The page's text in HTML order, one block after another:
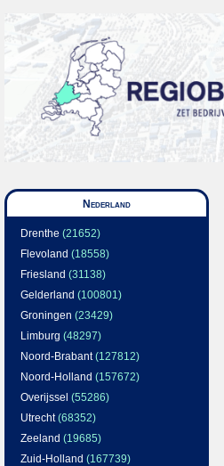
Nederland
Drenthe (21652)
Flevoland (18558)
Friesland (31138)
Gelderland (100801)
Groningen (23429)
Limburg (48297)
Noord-Brabant(127812)
Noord-Holland (157672)
Overijssel (55286)
Utrecht(68352)
Zeeland (19685)
Zuid-Holland (167739)